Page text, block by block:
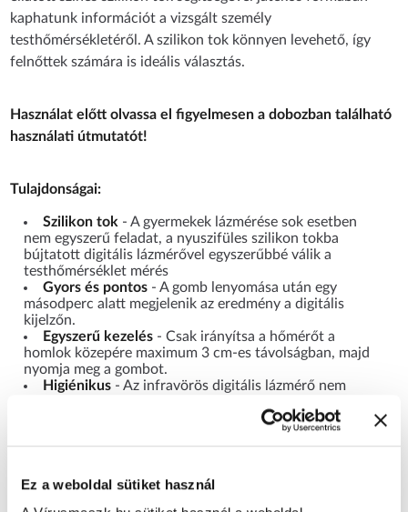
Ez a weboldal sütiket használ
kaphatunk információt a vizsgált személy
testhőmérsékletéről. A szilikon tok könnyen levehető, így
felnőttek számára is ideális választás.
Használat előtt olvassa el figyelmesen a dobozban található
használati útmutatót!
Tulajdonságai:
Szilikon tok - A gyermekek lázmérése sok esetben
nem egyszerű feladat, a nyuszifüles szilikon tokba
bújtatott digitális lázmérővel egyszerűbbé válik a
testhőmérséklet mérés
Gyors és pontos - A gomb lenyomása után egy
másodperc alatt megjelenik az eredmény a digitális
kijelzőn.
Egyszerű kezelés - Csak irányítsa a hőmérőt a
homlok közepére maximum 3 cm-es távolságban, majd
nyomja meg a gombot.
Higiénikus - Az infravörös digitális lázmérő nem
- A testhőmérséklet mellett
Memória- A legutolsó 30 mérés eredményét